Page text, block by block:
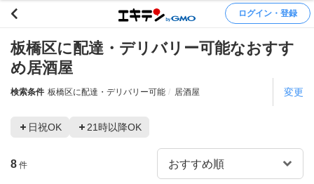
ログイン・登録
板橋区に配達・デリバリー可能なおすす
め居酒屋
検索条件 板橋区に配達・デリバリー可能 居酒屋 変更
日祝OK 21時以降OK
8 件